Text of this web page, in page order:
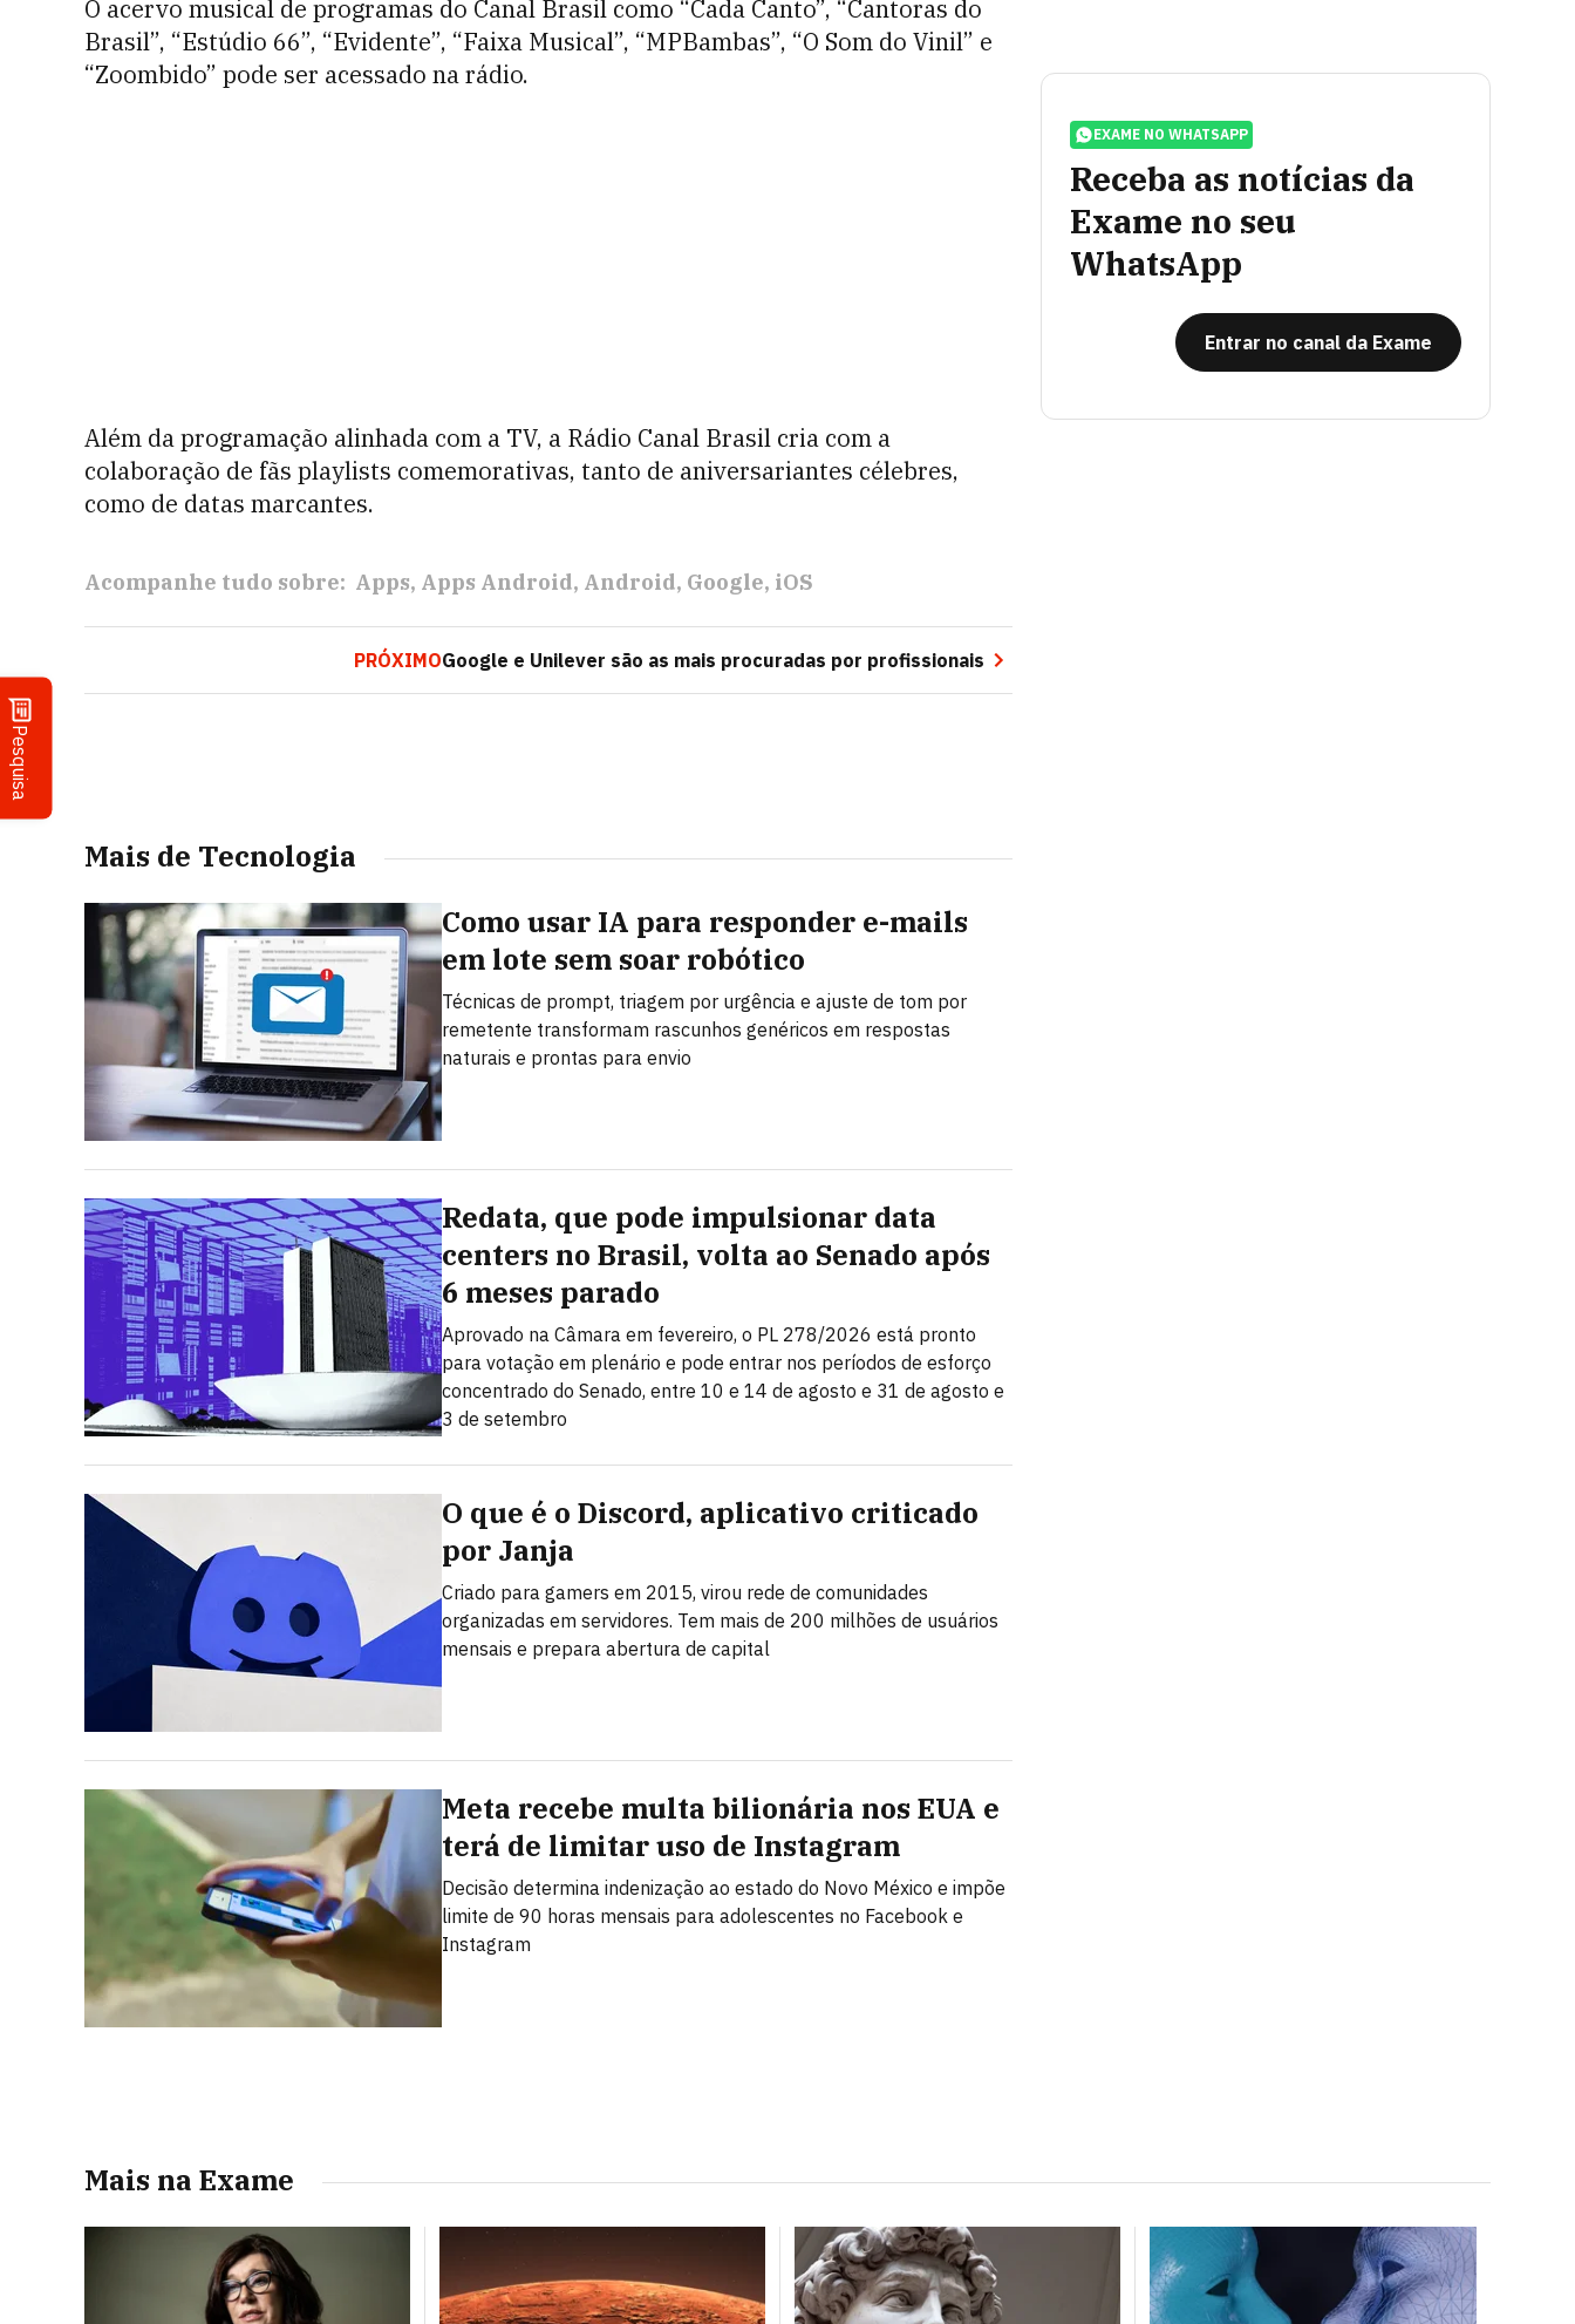
Pesquisa
O acervo musical de programas do Canal Brasil como “Cada Canto”, “Cantoras do
Brasil”, “Estúdio 66”, “Evidente”, “Faixa Musical”, “MPBambas”, “O Som do Vinil” e
“Zoombido” pode ser acessado na rádio.
Além da programação alinhada com a TV, a Rádio Canal Brasil cria com a
colaboração de fãs playlists comemorativas, tanto de aniversariantes célebres,
como de datas marcantes.
Acompanhe tudo sobre: Apps Apps Android Android Google iOS
PRÓXIMOGoogle e Unilever são as mais procuradas por profissionais
Mais de Tecnologia
Como usar IA para responder e-mails
em lote sem soar robótico
Técnicas de prompt, triagem por urgência e ajuste de tom por
remetente transformam rascunhos genéricos em respostas
naturais e prontas para envio
Redata, que pode impulsionar data
centers no Brasil, volta ao Senado após
6 meses parado
Aprovado na Câmara em fevereiro, o PL 278/2026 está pronto
para votação em plenário e pode entrar nos períodos de esforço
concentrado do Senado, entre 10 e 14 de agosto e 31 de agosto e
3 de setembro
O que é o Discord, aplicativo criticado
por Janja
Criado para gamers em 2015, virou rede de comunidades
organizadas em servidores. Tem mais de 200 milhões de usuários
mensais e prepara abertura de capital
Meta recebe multa bilionária nos EUA e
terá de limitar uso de Instagram
Decisão determina indenização ao estado do Novo México e impõe
limite de 90 horas mensais para adolescentes no Facebook e
Instagram
EXAME NO WHATSAPP
Receba as notícias da
Exame no seu
WhatsApp
Entrar no canal da Exame
Mais na Exame